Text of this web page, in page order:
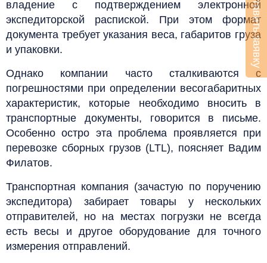
владение с подтверждением электронной
экспедиторской распиской. При этом формат
документа требует указания веса, габаритов груза
и упаковки.
Однако компании часто сталкиваются с
погрешностями при определении весогабаритных
характеристик, которые необходимо вносить в
транспортные документы, говорится в письме.
Особенно остро эта проблема проявляется при
перевозке сборных грузов (LTL), поясняет Вадим
Филатов.
Транспортная компания (зачастую по поручению
экспедитора) забирает товары у нескольких
отправителей, но на местах погрузки не всегда
есть весы и другое оборудование для точного
измерения отправлений.
Оставить заявку